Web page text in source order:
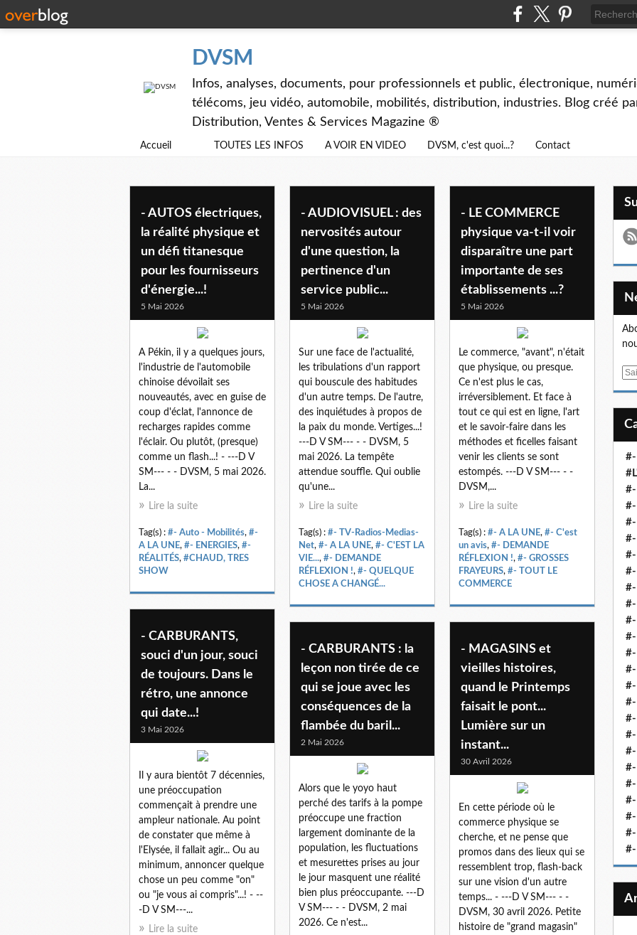
DVSM
Infos, analyses, documents, pour professionnels et public, électronique,
télécoms, jeu vidéo, automobile, mobilités, distribution, industries. Blog créé
Distribution, Ventes & Services Magazine ®
Accueil TOUTES LES INFOS A VOIR EN VIDEO DVSM, c'est quoi...? Contact
- a la une
- AUTOS électriques,
la réalité physique et
un défi titanesque
pour les fournisseurs
d'énergie...!
5 Mai 2026
A Pékin, il y a quelques jours,
l'industrie de l'automobile
chinoise dévoilait ses
nouveautés, avec en guise de
coup d'éclat, l'annonce de
recharges rapides comme
l'éclair. Ou plutôt, (presque)
comme un flash...! - ---D V
SM--- - - DVSM, 5 mai 2026.
La...
Lire la suite
Tag(s) : #- Auto - Mobilités, #-
A LA UNE, #- ENERGIES, #-
RÉALITÉS, #CHAUD, TRES
SHOW
- AUDIOVISUEL : des
nervosités autour
d'une question, la
pertinence d'un
service public...
5 Mai 2026
Sur une face de l'actualité,
les tribulations d'un rapport
qui bouscule des habitudes
d'un autre temps. De l'autre,
des inquiétudes à propos de
la paix du monde. Vertiges...!
---D V SM--- - - DVSM, 5
mai 2026. La tempête
attendue souffle. Qui oublie
qu'une...
Lire la suite
Tag(s) : #- TV-Radios-Medias-
Net, #- A LA UNE, #- C'EST LA
VIE..., #- DEMANDE
RÉFLEXION !, #- QUELQUE
CHOSE A CHANGÉ...
- LE COMMERCE
physique va-t-il voir
disparaître une part
importante de ses
établissements ...?
5 Mai 2026
Le commerce, "avant", n'était
que physique, ou presque.
Ce n'est plus le cas,
irréversiblement. Et face à
tout ce qui est en ligne, l'art
et le savoir-faire dans les
méthodes et ficelles faisant
venir les clients se sont
estompés. ---D V SM--- - -
DVSM,...
Lire la suite
Tag(s) : #- A LA UNE, #- C'est
un avis, #- DEMANDE
RÉFLEXION !, #- GROSSES
FRAYEURS, #- TOUT LE
COMMERCE
- CARBURANTS,
souci d'un jour, souci
de toujours. Dans le
rétro, une annonce
qui date...!
3 Mai 2026
Il y aura bientôt 7 décennies,
une préoccupation
commençait à prendre une
ampleur nationale. Au point
de constater que même à
l'Elysée, il fallait agir... Ou au
minimum, annoncer quelque
chose un peu comme "on"
ou "je vous ai compris"...! - --
-D V SM---...
Lire la suite
- CARBURANTS : la
leçon non tirée de ce
qui se joue avec les
conséquences de la
flambée du baril...
2 Mai 2026
Alors que le yoyo haut
perché des tarifs à la pompe
préoccupe une fraction
largement dominante de la
population, les fluctuations
et mesurettes prises au jour
le jour masquent une réalité
bien plus préoccupante. ---D
V SM--- - - DVSM, 2 mai
2026. Ce n'est...
- MAGASINS et
vieilles histoires,
quand le Printemps
faisait le pont...
Lumière sur un
instant...
30 Avril 2026
En cette période où le
commerce physique se
cherche, et ne pense que
promos dans des lieux qui se
ressemblent trop, flash-back
sur une vision d'un autre
temps... - ---D V SM--- - -
DVSM, 30 avril 2026. Petite
histoire de "grand magasin"
E
#-
#-
#-
#-
#-
#-
#-
#-
#-
#-
#-
#-
#-
#-
#-
#-